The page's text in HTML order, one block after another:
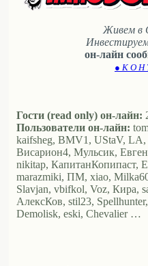
Живем в
он-лайн
● К О Н
Гости (read only) он-лайн:
Пользователи он-лайн:
kaifsheg, BMV1, UStaV,
Висариoн4, Мульсик,
nikitap, КапитанКопипаст,
marazmiki, ПМ, xiao,
Slavjan, vbifkol, Voz, Кира,
АлексКов, stil23,
Demolisk, eski, Chevalier …